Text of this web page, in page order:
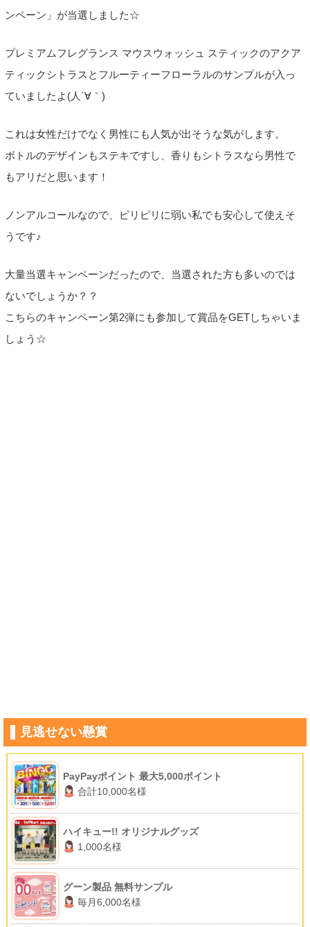
ンペーン」が当選しました☆
プレミアムフレグランス マウスウォッシュ スティックのアクア
ティックシトラスとフルーティーフローラルのサンプルが入っ
ていましたよ(人´∀｀)
これは女性だけでなく男性にも人気が出そうな気がします。
ボトルのデザインもステキですし、香りもシトラスなら男性で
もアリだと思います！
ノンアルコールなので、ピリピリに弱い私でも安心して使えそ
うです♪
大量当選キャンペーンだったので、当選された方も多いのでは
ないでしょうか？？
こちらのキャンペーン第2弾にも参加して賞品をGETしちゃいま
しょう☆
見逃せない懸賞
PayPayポイント 最大5,000ポイント
合計10,000名様
ハイキュー!! オリジナルグッズ
1,000名様
グーン製品 無料サンプル
毎月6,000名様